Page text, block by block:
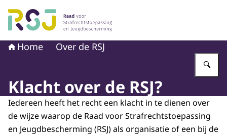
Naar de homepage van Raad voor
Home Over de RSJ
Klacht over de RSJ?
Iedereen heeft het recht een klacht in te dienen over
de wijze waarop de Raad voor Strafrechtstoepassing
en Jeugdbescherming (RSJ) als organisatie of een bij de